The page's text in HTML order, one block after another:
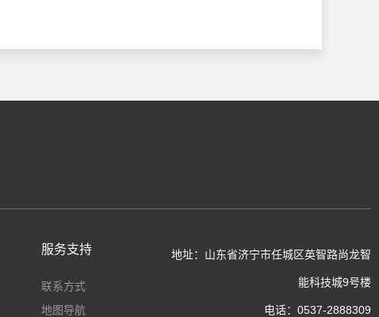
服务支持
联系方式
地图导航
地址：山东省济宁市任城区英智路尚龙智
能科技城9号楼
电话：0537-2888309